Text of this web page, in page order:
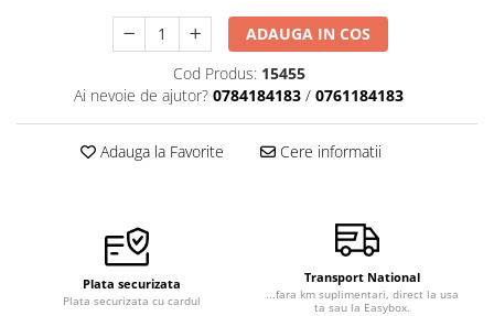
Tricouri de lucru
Saboti medicali
ACCESORII
Noutati
ADAUGA IN COS
Cod Produs: 15455
Ai nevoie de ajutor? 0784184183 / 0761184183
Adauga la Favorite Cere informatii
Plata securizata
Plata securizata cu cardul
Transport National
...fara km suplimentari, direct la usa
ta sau la Easybox.